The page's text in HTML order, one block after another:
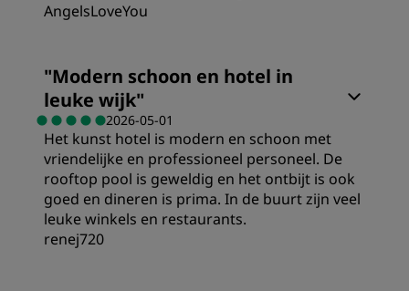
AngelsLoveYou
Prijs/kwaliteit
Slaapkwaliteit
Locatie
"Modern schoon en hotel in
leuke wijk"
2026-05-01
Het kunst hotel is modern en schoon met
vriendelijke en professioneel personeel. De
rooftop pool is geweldig en het ontbijt is ook
goed en dineren is prima. In de buurt zijn veel
leuke winkels en restaurants.
renej720